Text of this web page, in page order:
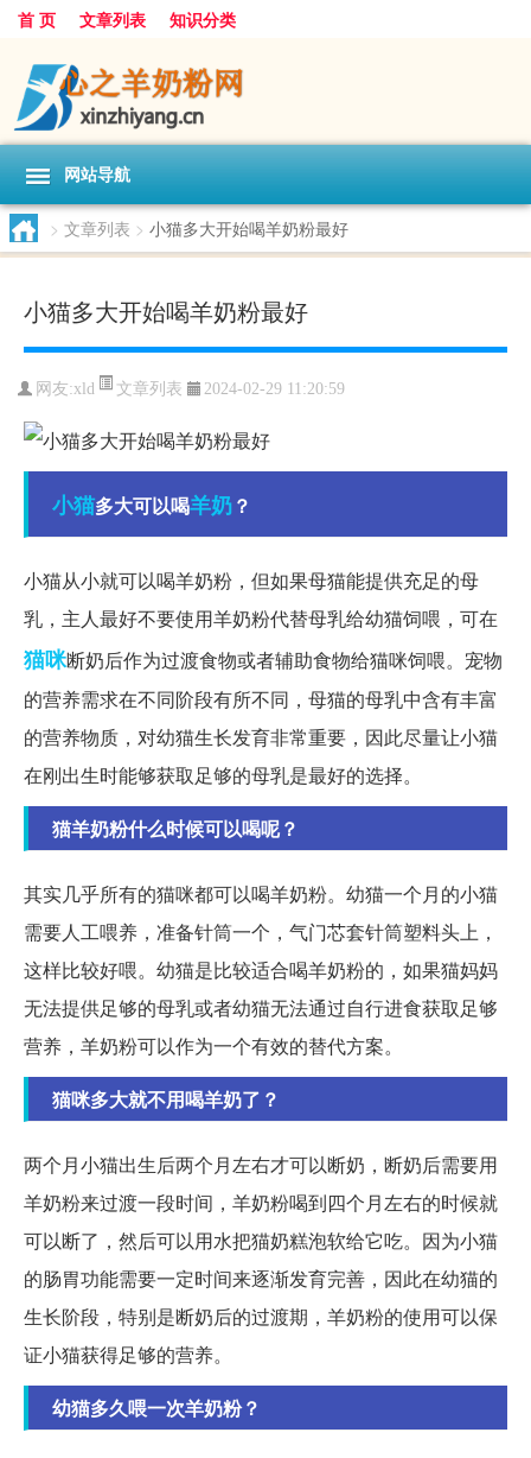
首 页 文章列表 知识分类
网站导航
> 文章列表 > 小猫多大开始喝羊奶粉最好
小猫多大开始喝羊奶粉最好
网友:xld 文章列表 2024-02-29 11:20:59
小猫多大可以喝羊奶？
小猫从小就可以喝羊奶粉，但如果母猫能提供充足的母
乳，主人最好不要使用羊奶粉代替母乳给幼猫饲喂，可在
猫咪断奶后作为过渡食物或者辅助食物给猫咪饲喂。宠物
的营养需求在不同阶段有所不同，母猫的母乳中含有丰富
的营养物质，对幼猫生长发育非常重要，因此尽量让小猫
在刚出生时能够获取足够的母乳是最好的选择。
猫羊奶粉什么时候可以喝呢？
其实几乎所有的猫咪都可以喝羊奶粉。幼猫一个月的小猫
需要人工喂养，准备针筒一个，气门芯套针筒塑料头上，
这样比较好喂。幼猫是比较适合喝羊奶粉的，如果猫妈妈
无法提供足够的母乳或者幼猫无法通过自行进食获取足够
营养，羊奶粉可以作为一个有效的替代方案。
猫咪多大就不用喝羊奶了？
两个月小猫出生后两个月左右才可以断奶，断奶后需要用
羊奶粉来过渡一段时间，羊奶粉喝到四个月左右的时候就
可以断了，然后可以用水把猫奶糕泡软给它吃。因为小猫
的肠胃功能需要一定时间来逐渐发育完善，因此在幼猫的
生长阶段，特别是断奶后的过渡期，羊奶粉的使用可以保
证小猫获得足够的营养。
幼猫多久喂一次羊奶粉？